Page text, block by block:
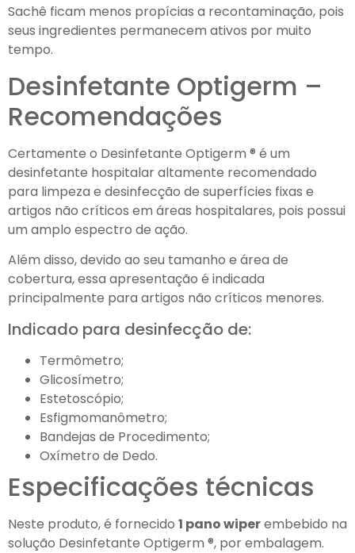
Sachê ficam menos propícias a recontaminação, pois
seus ingredientes permanecem ativos por muito
tempo.
Desinfetante Optigerm –
Recomendações
Certamente o Desinfetante Optigerm ® é um
desinfetante hospitalar altamente recomendado
para limpeza e desinfecção de superfícies fixas e
artigos não críticos em áreas hospitalares, pois possui
um amplo espectro de ação.
Além disso, devido ao seu tamanho e área de
cobertura, essa apresentação é indicada
principalmente para artigos não críticos menores.
Indicado para desinfecção de:
Termômetro;
Glicosímetro;
Estetoscópio;
Esfigmomanômetro;
Bandejas de Procedimento;
Oxímetro de Dedo.
Especificações técnicas
Neste produto, é fornecido 1 pano wiperembebido na
solução Desinfetante Optigerm ®, por embalagem.